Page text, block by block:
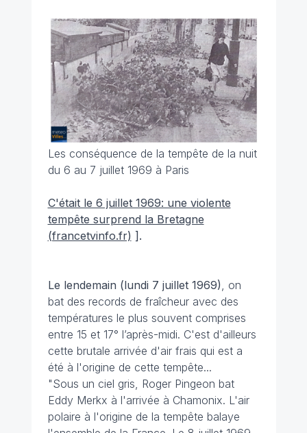
Les conséquence de la tempête de la nuit
du 6 au 7 juillet 1969 à Paris
C'était le 6 juillet 1969: une violente
tempête surprend la Bretagne
(francetvinfo.fr) ].
Le lendemain (lundi 7 juillet 1969) , on
bat des records de fraîcheur avec des
températures le plus souvent comprises
entre 15 et 17° l’après-midi. C'est d'ailleurs
cette brutale arrivée d'air frais qui est a
été à l'origine de cette tempête...
"Sous un ciel gris, Roger Pingeon bat
Eddy Merkx à l'arrivée à Chamonix. L'air
polaire à l'origine de la tempête balaye